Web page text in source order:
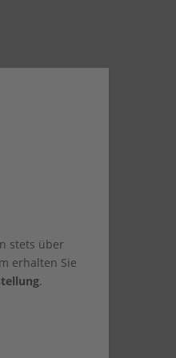
stets über
erhalten Sie
.